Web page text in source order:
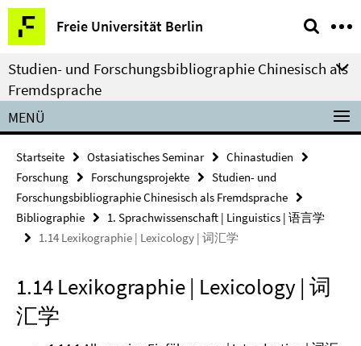
Springe
direkt
zu
Inhalt
Freie Universität Berlin
Service-
Navigation
Studien- und Forschungsbibliographie Chinesisch als
Fremdsprache
MENÜ
Startseite Ostasiatisches Seminar
Chinastudien
Forschung
Forschungsprojekte
Studien- und
Forschungsbibliographie Chinesisch als Fremdsprache
Bibliographie
1. Sprachwissenschaft | Linguistics | 语言学
1.14 Lexikographie | Lexicology | 词汇学
1.14 Lexikographie | Lexicology | 词
汇学